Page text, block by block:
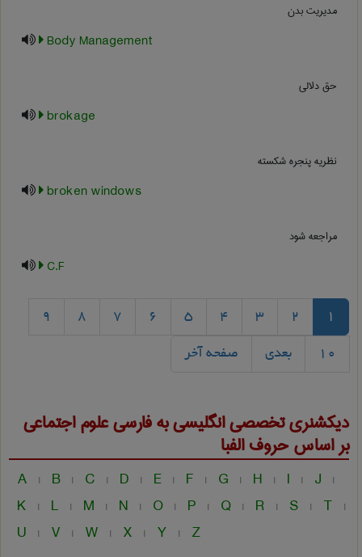
مدیریت بدن
Body Management
حق دلالی
brokage
نظریه پنجره شکسته
broken windows
مراجعه شود
C.F
1
2
3
4
5
6
7
8
9
10 بعدی صفحه آخر
دیکشنری تخصصی انگلیسی به فارسیعلوم اجتماعی
بر اساس حروف الفبا
A | B | C | D | E | F | G | H | I | J |
K | L | M | N | O | P | Q | R | S | T |
U | V | W | X | Y | Z